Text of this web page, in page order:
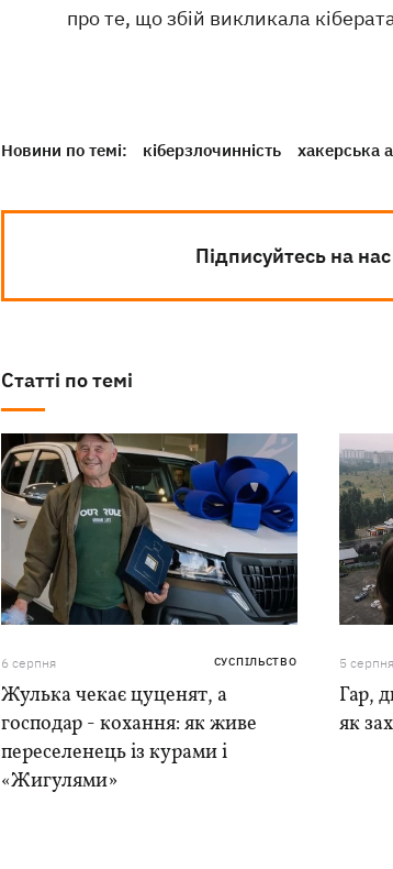
про те, що збій викликала
Новини по темі: кіберзлочинність хакерська
Підписуйтесь на
Статті по темі
6 серпня СУСПІЛЬСТВО
Жулька чекає цуценят, а
господар - кохання: як живе
переселенець із курами і
«Жигулями»
5 серпня
Гар,
як